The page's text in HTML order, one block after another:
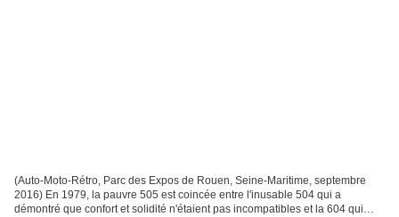
(Auto-Moto-Rétro, Parc des Expos de Rouen, Seine-Maritime, septembre
2016) En 1979, la pauvre 505 est coincée entre l'inusable 504 qui a
démontré que confort et solidité n'étaient pas incompatibles et la 604 qui